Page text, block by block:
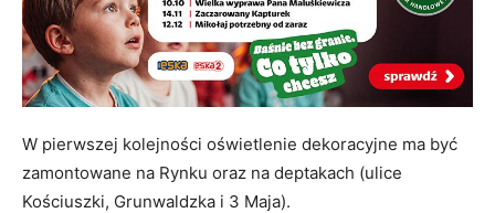
W pierwszej kolejności oświetlenie dekoracyjne ma być
zamontowane na Rynku oraz na deptakach (ulice
Kościuszki, Grunwaldzka i 3 Maja).